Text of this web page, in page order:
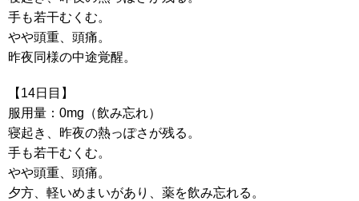
手も若干むくむ。
やや頭重、頭痛。
昨夜同様の中途覚醒。
【14日目】
服用量：0mg（飲み忘れ）
寝起き、昨夜の熱っぽさが残る。
手も若干むくむ。
やや頭重、頭痛。
夕方、軽いめまいがあり、薬を飲み忘れる。